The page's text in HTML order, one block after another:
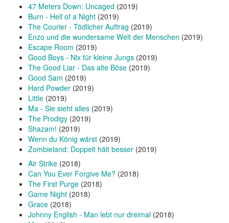
47 Meters Down: Uncaged (2019)
Burn - Hell of a Night (2019)
The Courier - Tödlicher Auftrag (2019)
Enzo und die wundersame Welt der Menschen (2019)
Escape Room (2019)
Good Boys - Nix für kleine Jungs (2019)
The Good Liar - Das alte Böse (2019)
Good Sam (2019)
Hard Powder (2019)
Little (2019)
Ma - Sie sieht alles (2019)
The Prodigy (2019)
Shazam! (2019)
Wenn du König wärst (2019)
Zombieland: Doppelt hält besser (2019)
Air Strike (2018)
Can You Ever Forgive Me? (2018)
The First Purge (2018)
Game Night (2018)
Grace (2018)
Johnny English - Man lebt nur dreimal (2018)